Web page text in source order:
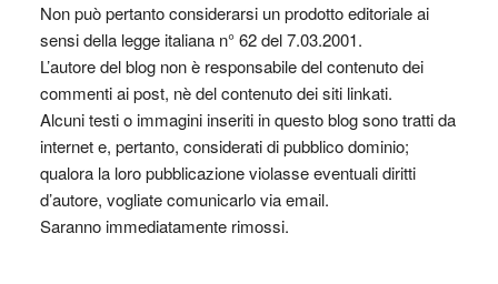
Non può pertanto considerarsi un prodotto editoriale ai
sensi della legge italiana n° 62 del 7.03.2001.
L’autore del blog non è responsabile del contenuto dei
commenti ai post, nè del contenuto dei siti linkati.
Alcuni testi o immagini inseriti in questo blog sono tratti da
internet e, pertanto, considerati di pubblico dominio;
qualora la loro pubblicazione violasse eventuali diritti
d’autore, vogliate comunicarlo via email.
Saranno immediatamente rimossi.